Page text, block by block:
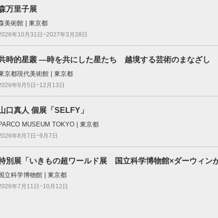
万里子展
美術館 | 東京都
年10月31日~2027年3月28日
時的星叢 ―時を共にした星たち 越境する芸術のまなざし
京都現代美術館 | 東京都
年9月5日~12月13日
口真人 個展「SELFY」
MUSEUM TOKYO | 東京都
年8月7日~9月7日
別展「いきもの超ワールド展 国立科学博物館×ダーウィン
立科学博物館 | 東京都
年7月11日~10月12日